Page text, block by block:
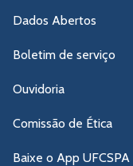
Dados Abertos
Boletim de serviço
Ouvidoria
Comissão de Ética
Baixe o App UFCSPA